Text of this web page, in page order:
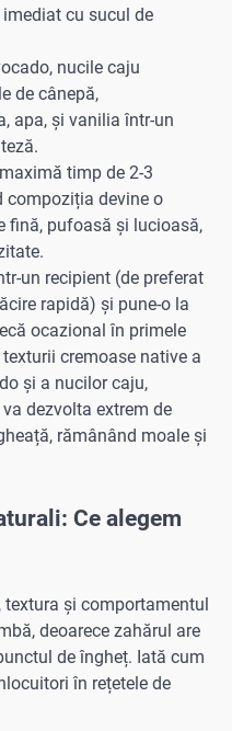
cu sucul de
nucile caju
de cânepă,
apa, și vanilia într-un
timp de 2-3
compoziția devine o
fină, pufoasă și lucioasă,
un recipient (de preferat
rapidă) și pune-o la
ocazional în primele
cremoase native a
și a nucilor caju,
dezvolta extrem de
rămânând moale și
Ce alegem
și comportamentul
deoarece zahărul are
de îngheț. Iată cum
în rețetele de